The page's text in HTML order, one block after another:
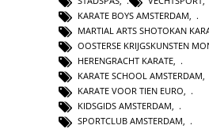
KARATE BOYS AMSTERDAM
MARTIAL ARTS SHOTOKAN
OOSTERSE KRIJGSKUNSTEN
HERENGRACHT KARATE
KARATE SCHOOL AMSTERDAM
KARATE VOOR TIEN EURO
KIDSGIDS AMSTERDAM
SPORTCLUB AMSTERDAM,